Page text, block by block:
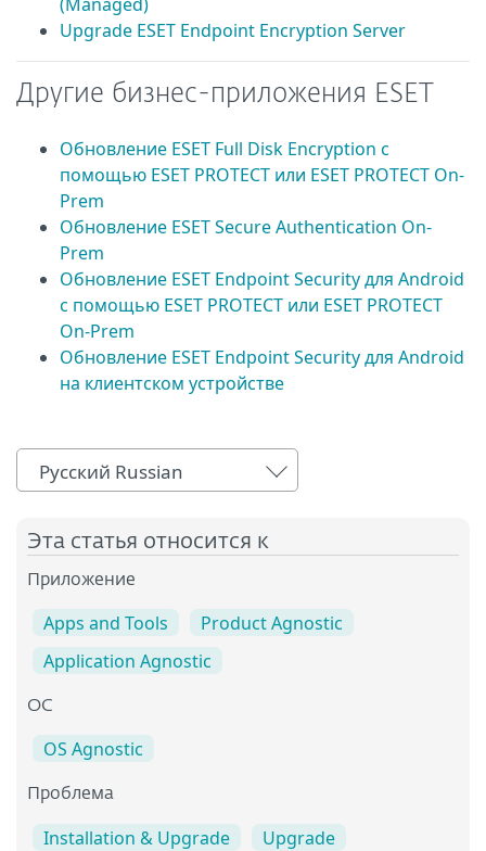
Upgrade ESET Endpoint Encryption Server
Другие бизнес-приложения ESET
Обновление ESET Full Disk Encryption с
помощью ESET PROTECT или ESET PROTECT On-
Prem
Обновление ESET Secure Authentication On-
Prem
Обновление ESET Endpoint Security для Android
с помощью ESET PROTECT или ESET PROTECT
On-Prem
Обновление ESET Endpoint Security для Android
на клиентском устройстве
Русский Russian
Эта статья относится к
Приложение
Apps and Tools
Product Agnostic
Application Agnostic
OC
OS Agnostic
Проблема
Installation & Upgrade Upgrade